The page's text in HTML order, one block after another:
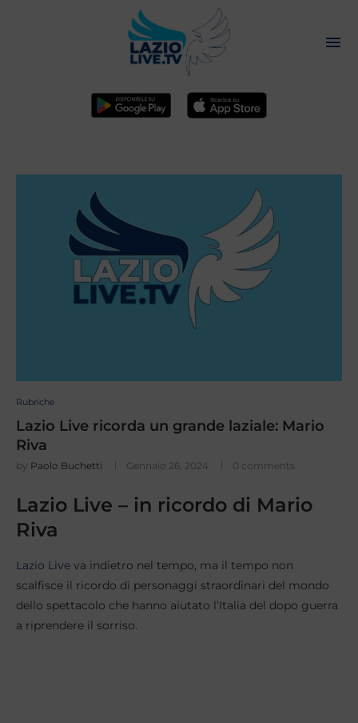
Rubriche
Lazio Live ricorda un grande laziale: Mario
Riva
by Paolo Buchetti Gennaio 26, 2024 0 comments
Lazio Live – in ricordo di Mario
Riva
Lazio Live va indietro nel tempo, ma il tempo non
scalfisce il ricordo di personaggi straordinari del mondo
dello spettacolo che hanno aiutato l’Italia del dopo guerra
a riprendere il sorriso.